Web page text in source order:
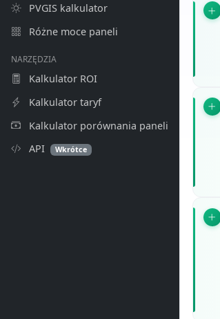
PVGIS kalkulator
Różne moce paneli
NARZĘDZIA
Kalkulator ROI
Kalkulator taryf
Kalkulator porównania paneli
API
Wkrótce